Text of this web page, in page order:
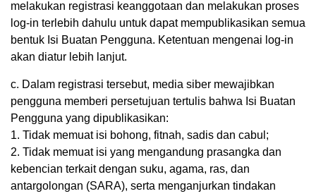
melakukan registrasi keanggotaan dan melakukan proses
log-in terlebih dahulu untuk dapat mempublikasikan semua
bentuk Isi Buatan Pengguna. Ketentuan mengenai log-in
akan diatur lebih lanjut.
c. Dalam registrasi tersebut, media siber mewajibkan
pengguna memberi persetujuan tertulis bahwa Isi Buatan
Pengguna yang dipublikasikan:
1. Tidak memuat isi bohong, fitnah, sadis dan cabul;
2. Tidak memuat isi yang mengandung prasangka dan
kebencian terkait dengan suku, agama, ras, dan
antargolongan (SARA), serta menganjurkan tindakan